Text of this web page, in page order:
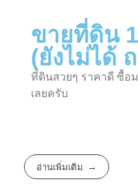
ขายที่ดิน
(ยังไม่ได้
ที่ดินสวยๆ ราคาดี ซื้อ
เลยครับ
อ่านเพิ่มเติม